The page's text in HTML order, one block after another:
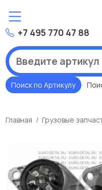
+7 495 770 47 88
Поиск по Артикулу
Главная Грузовые